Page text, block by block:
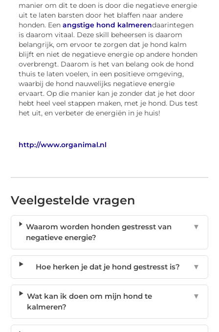
manier om dit te doen is door die negatieve energie
uit te laten barsten door het blaffen naar andere
honden. Eenangstige hond kalmerendaarintegen
is daarom vitaal. Deze skill beheersen is daarom
belangrijk, om ervoor te zorgen dat je hond kalm
blijft en niet de negatieve energie op andere honden
overbrengt. Daarom is het van belang ook de hond
thuis te laten voelen, in een positieve omgeving,
waarbij de hond nauwelijks negatieve energie
ervaart. Op die manier kan je zonder dat je het door
hebt heel veel stappen maken, met je hond. Dus test
het uit, en verbeter de energiën in je huis!
http://www.organimal.nl
Veelgestelde vragen
Waarom worden honden gestresst van
negatieve energie?
▼
Hoe herken je dat je hond gestresst is? ▼
Wat kan ik doen om mijn hond te
kalmeren?
▼